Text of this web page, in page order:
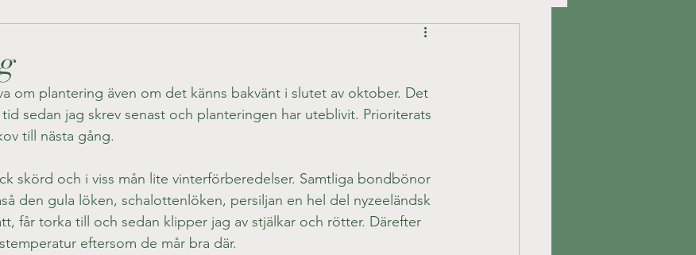
om plantering även om det känns bakvänt i slutet av oktober. Det
sedan jag skrev senast och planteringen har uteblivit. Prioriterats
till nästa gång.
skörd och i viss mån lite vinterförberedelser. Samtliga bondbönor
den gula löken, schalottenlöken, persiljan en hel del nyzeeländsk
får torka till och sedan klipper jag av stjälkar och rötter. Därefter
eftersom de mår bra där.